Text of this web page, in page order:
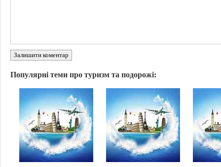
Залишити коментар
Популярні теми про туризм та подорожі: